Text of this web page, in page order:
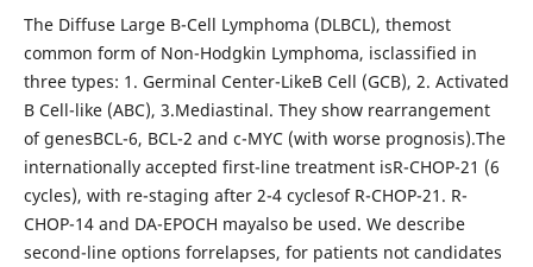
The Diffuse Large B-Cell Lymphoma (DLBCL), themost
common form of Non-Hodgkin Lymphoma, isclassified in
three types: 1. Germinal Center-LikeB Cell (GCB), 2. Activated
B Cell-like (ABC), 3.Mediastinal. They show rearrangement
of genesBCL-6, BCL-2 and c-MYC (with worse prognosis).The
internationally accepted first-line treatment isR-CHOP-21 (6
cycles), with re-staging after 2-4 cyclesof R-CHOP-21. R-
CHOP-14 and DA-EPOCH mayalso be used. We describe
second-line options forrelapses, for patients not candidates